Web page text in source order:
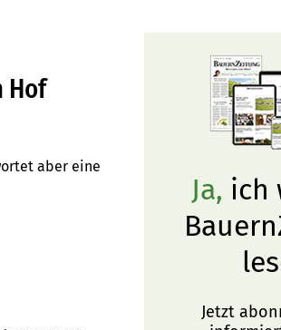
Hof
aber eine
Ja, ich
Jetzt